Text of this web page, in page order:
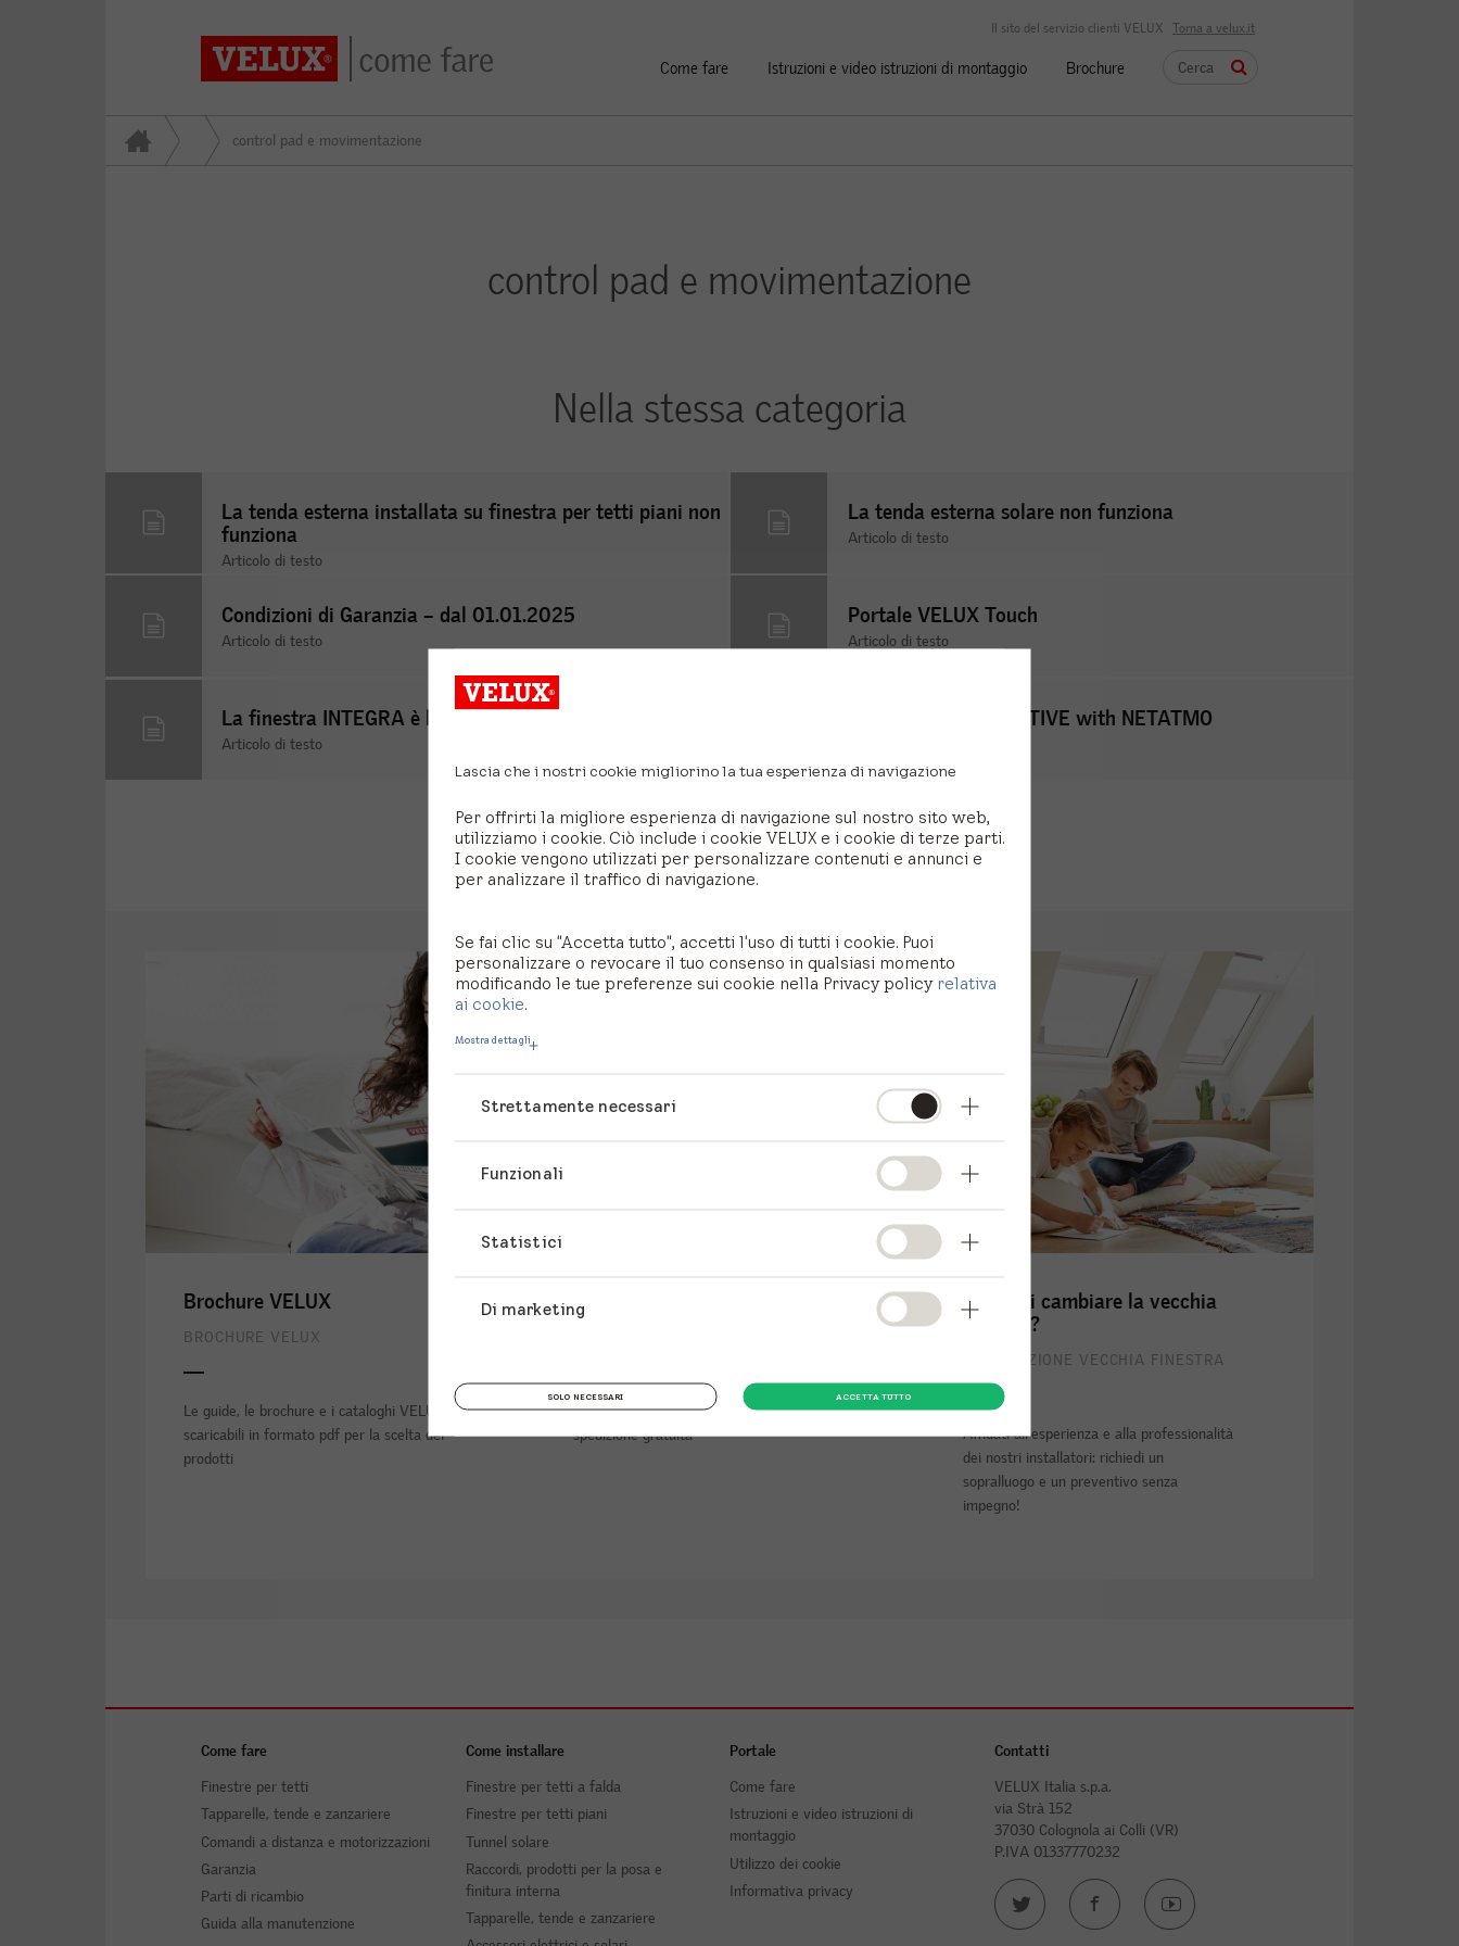
Lascia che i nostri cookie migliorino la tua esperienza di navigazione
Per offrirti la migliore esperienza di navigazione sul nostro sito web,
utilizziamo i cookie. Ciò include i cookie VELUX e i cookie di terze parti.
I cookie vengono utilizzati per personalizzare contenuti e annunci e
per analizzare il traffico di navigazione.
Se fai clic su "Accetta tutto", accetti l'uso di tutti i cookie. Puoi
personalizzare o revocare il tuo consenso in qualsiasi momento
modificando le tue preferenze sui cookie nella Privacy policy relativa
ai cookie.
Mostra dettagli
Strettamente necessari
Funzionali
Statistici
Di marketing
SOLO NECESSARI ACCETTA TUTTO
Il sito del servizio clienti VELUX Torna a velux.it
Come fare Istruzioni e video istruzioni di montaggio Brochure
control pad e movimentazione
control pad e movimentazione
Nella stessa categoria
La tenda esterna installata su finestra per tetti piani non
funziona
Articolo di testo
La tenda esterna solare non funziona
Articolo di testo
Condizioni di Garanzia – dal 01.01.2025
Articolo di testo
Portale VELUX Touch
Articolo di testo
La finestra INTEGRA è bloccata in ventilazione
Articolo di testo
Istruzioni VELUX ACTIVE with NETATMO
Dal mondo VELUX
Brochure VELUX
BROCHURE VELUX
Le guide, le brochure e i cataloghi VELUX
scaricabili in formato pdf per la scelta dei
prodotti
Negozio online VELUX
Tende, tapparelle e accessori con
spedizione gratuita
E’ ora di cambiare la vecchia
finestra?
SOSTITUZIONE VECCHIA FINESTRA
Affidati all'esperienza e alla professionalità
dei nostri installatori: richiedi un
sopralluogo e un preventivo senza
impegno!
Come fare
Finestre per tetti
Tapparelle, tende e zanzariere
Comandi a distanza e motorizzazioni
Garanzia
Parti di ricambio
Guida alla manutenzione
Come installare
Finestre per tetti a falda
Finestre per tetti piani
Tunnel solare
Raccordi, prodotti per la posa e
finitura interna
Tapparelle, tende e zanzariere
Portale
Come fare
Istruzioni e video istruzioni di
montaggio
Utilizzo dei cookie
Informativa privacy
Contatti
VELUX Italia s.p.a.
via Strà 152
37030 Colognola ai Colli (VR)
P.IVA 01337770232